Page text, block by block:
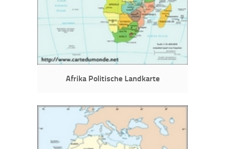
Afrika Politische Landkarte